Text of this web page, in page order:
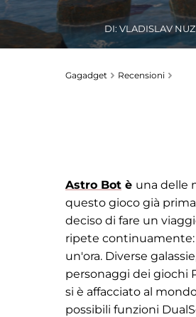
DI: VLADISLAV
Gagadget Recensioni
Astro Bot è una delle
questo gioco già
deciso di fare un
ripete continuamente:
un'ora. Diverse
personaggi dei giochi
si è affacciato al
possibili funzioni